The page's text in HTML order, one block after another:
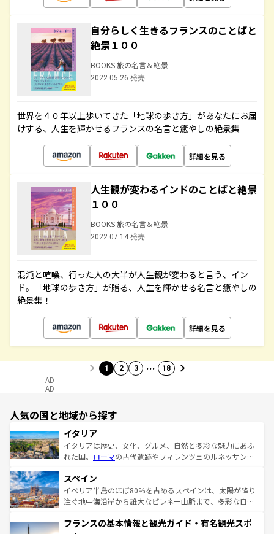
自分らしく生きるフランスのことばと
絶景１００
BOOKS 旅の名言＆絶景
2022.05.26 発売
世界を４０年以上歩いてきた「地球の歩き方」があなたにお届
けする、人生を輝かせるフランスの名言と癒やしの絶景集
詳細を見る
人生観が変わるインドのことばと絶景
１００
BOOKS 旅の名言＆絶景
2022.07.14 発売
混沌と喧噪、行った人の大半が人生観が変わると言う、イン
ド。「地球の歩き方」が贈る、人生を輝かせる名言と癒やしの
絶景集！
詳細を見る
1 2 3 … 18
AD
AD
人気の国と地域から探す
イタリア
イタリアは歴史、文化、グルメ、自然と多彩な魅力にあふ
れた国。 ローマの古代遺跡やフィレンツェのルネッサンス
ろん、トスカーナの美しい田園風景やアマルフィ海岸の絶
景など、自然景観も見逃せない。観光の合間には、本場の
ピザやパスタなど、絶品のイタリア料理を堪能することも
ませてくれるイタリアで、忘れられない旅をしてみよう！
スペイン
イベリア半島のほぼ80％を占めるスペインは、太陽が降り
注ぐ地中海沿岸から雄大なピレネー山脈まで、多彩な自然
文化が根付くこの国では、情熱的なフラメンコ、熱気あふ
フランスの基本情報と観光ガイド・有名観光スポ